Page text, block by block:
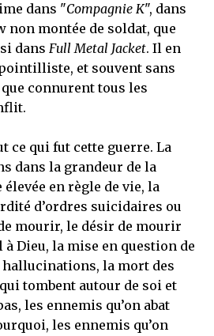
dans "Compagnie K", dans
non montée de soldat, que
dans Full Metal Jacket. Il en
et souvent sans
connurent tous les
ce qui fut cette guerre. La
dans la grandeur de la
élevée en règle de vie, la
d’ordres suicidaires ou
mourir, le désir de mourir
à Dieu, la mise en question de
la mort des
tombent autour de soi et
les ennemis qu’on abat
les ennemis qu’on